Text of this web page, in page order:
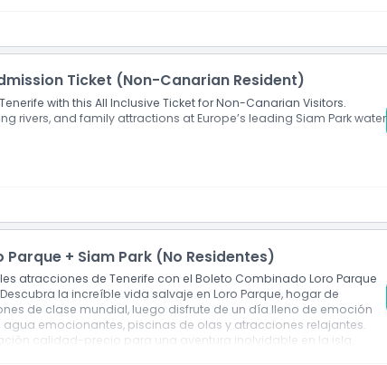
alcohólicas en Beach Club, Casa Tailandesa, Coco Beach, Bar
salvavidas y sombrillas
Ticket (Non-Canarian Resident)
with this All Inclusive Ticket for Non-Canarian Visitors.
rivers, and family attractions at Europe’s leading Siam Park water
no alcohólicas en Beach Club, Casa Tailandesa, Coco
chalecos salvavidas y sombrillas
+ Siam Park (No Residentes)
atracciones de Tenerife con el Boleto Combinado Loro Parque
la increíble vida salvaje en Loro Parque, hogar de
de clase mundial, luego disfrute de un día lleno de emoción
emocionantes, piscinas de olas y atracciones relajantes.
calidad-precio para una aventura inolvidable en la isla.